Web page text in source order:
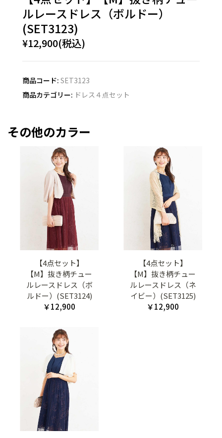
ルレースドレス（ボルドー）
(SET3123)
¥12,900(税込)
商品コード: SET3123
商品カテゴリー: ドレス４点セット
その他のカラー
【4点セット】
【M】抜き柄チュー
ルレースドレス（ボ
ルドー）(SET3124)
￥12,900
【4点セット】
【M】抜き柄チュー
ルレースドレス（ネ
イビー）(SET3125)
￥12,900